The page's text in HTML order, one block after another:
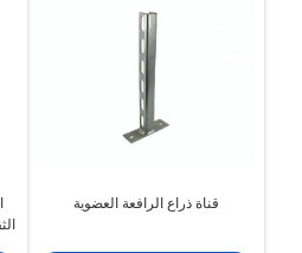
قناة ذراع الرافعة العضوية